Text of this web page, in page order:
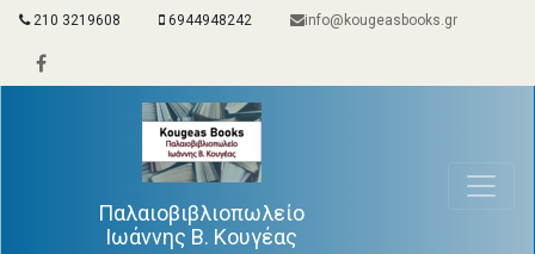
210 3219608 6944948242 info@kougeasbooks.gr
Παλαιοβιβλιοπωλείο
Ιωάννης Β. Κουγέας